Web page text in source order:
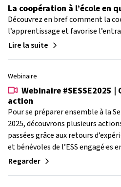
La coopération à l’école en
Découvrez en bref comment la
l’apprentissage et favorise
Lire la suite
Webinaire
Webinaire #SESSE2025
action
Pour se préparer ensemble à la
2025, découvrons plusieurs
passées grâce aux retours
et bénévoles de l’ESS engagé·es
Regarder